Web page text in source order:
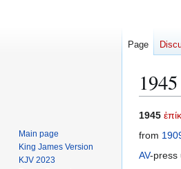
1945
Jump
to
Jump
to
1945
from
AV-press
Page
Main page
King James Version
KJV 2023